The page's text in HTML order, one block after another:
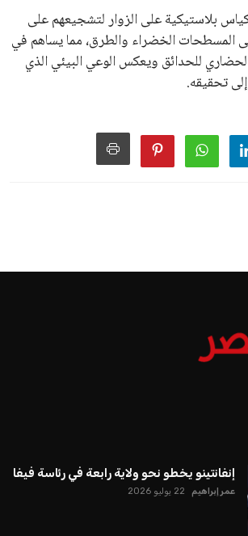
بلاستيكية على الزوار لتشجيعهم على
المسطحات الخضراء والطرق، مما يساهم في
للحدائق ويعكس الوعي البيئي الذي
تحقيقه.
نحو ولاية رابعة في
منذ 16 أيام